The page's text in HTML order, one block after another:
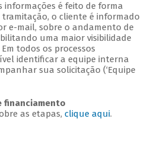
informações é feito de forma
o cliente é informado
e-mail, sobre o andamento de
uma maior visibilidade
todos os processos
identificar a equipe interna
sua solicitação (‘Equipe
financiamento
as etapas, clique aqui.